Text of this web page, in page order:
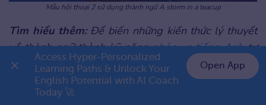
Mẫu hội thoại 2 sử dụng thành ngữ A storm in a teacup
Tìm hiểu thêm: Để biến những kiến thức lý thuyết
về thành ngữ thành kỹ năngphản xạ tiếng Anhtự
nhiên, việc luyện tập trong môi trường giao tiếp mô
phỏng là vô cùng cần thiết. Hãy khám phá ngay các
tính năng học tập thông minh tại ELSA Speak để
👉 Premium 1 năm chỉ 799K
Access Hyper-Personalized
Learning Paths & Unlock Your
English Potential with AI Coach
Today 🚀
Open App